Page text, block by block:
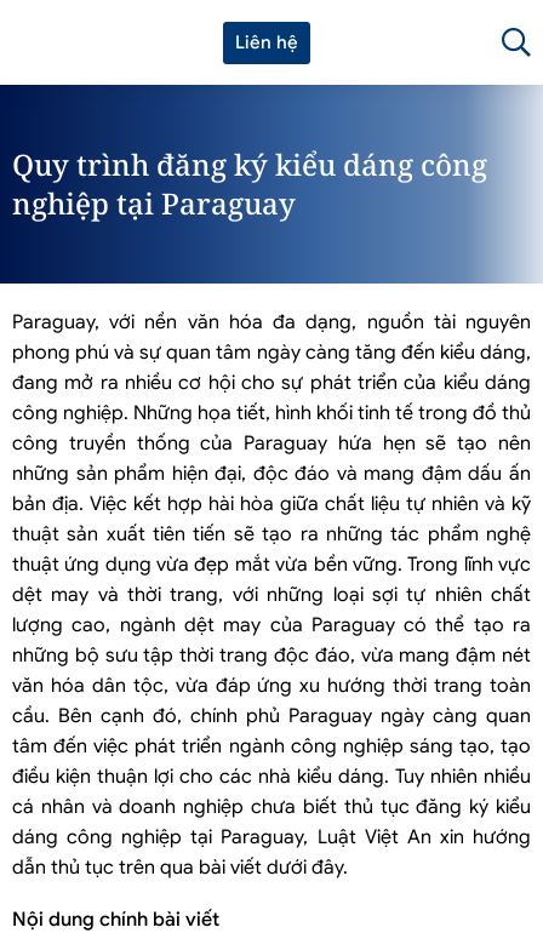
Liên hệ
Quy trình đăng ký kiểu dáng công
nghiệp tại Paraguay
Paraguay, với nền văn hóa đa dạng, nguồn tài nguyên
phong phú và sự quan tâm ngày càng tăng đến kiểu dáng,
đang mở ra nhiều cơ hội cho sự phát triển của kiểu dáng
công nghiệp. Những họa tiết, hình khối tinh tế trong đồ thủ
công truyền thống của Paraguay hứa hẹn sẽ tạo nên
những sản phẩm hiện đại, độc đáo và mang đậm dấu ấn
bản địa. Việc kết hợp hài hòa giữa chất liệu tự nhiên và kỹ
thuật sản xuất tiên tiến sẽ tạo ra những tác phẩm nghệ
thuật ứng dụng vừa đẹp mắt vừa bền vững. Trong lĩnh vực
dệt may và thời trang, với những loại sợi tự nhiên chất
lượng cao, ngành dệt may của Paraguay có thể tạo ra
những bộ sưu tập thời trang độc đáo, vừa mang đậm nét
văn hóa dân tộc, vừa đáp ứng xu hướng thời trang toàn
cầu. Bên cạnh đó, chính phủ Paraguay ngày càng quan
tâm đến việc phát triển ngành công nghiệp sáng tạo, tạo
điều kiện thuận lợi cho các nhà kiểu dáng. Tuy nhiên nhiều
cá nhân và doanh nghiệp chưa biết thủ tục đăng ký kiểu
dáng công nghiệp tại Paraguay, Luật Việt An xin hướng
dẫn thủ tục trên qua bài viết dưới đây.
Nội dung chính bài viết